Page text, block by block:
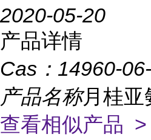
2020-05-20
产品详情
Cas： 14960-
产品名称月桂亚
查看相似产品 >